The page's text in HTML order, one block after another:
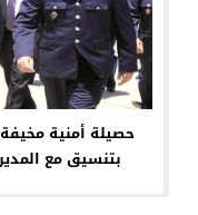
حصيلة أمنية
بتنسيق مع